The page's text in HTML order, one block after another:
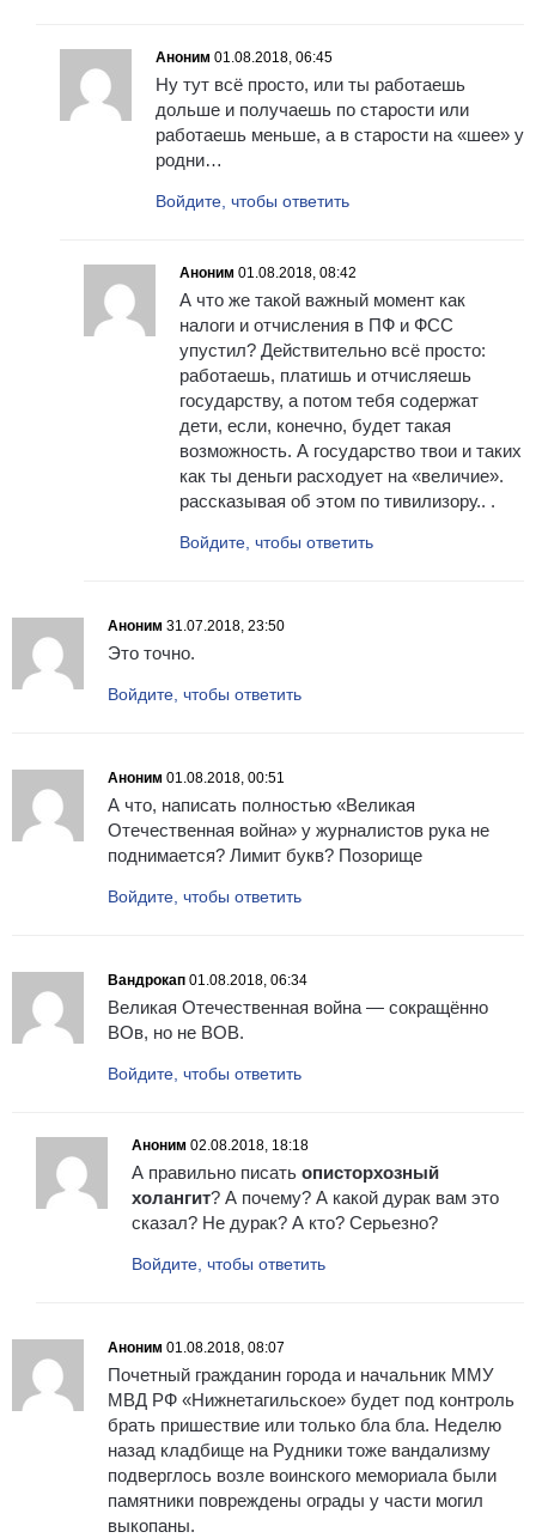
Аноним 01.08.2018, 06:45
Ну тут всё просто, или ты работаешь
дольше и получаешь по старости или
работаешь меньше, а в старости на «шее» у
родни…
Войдите, чтобы ответить
Аноним 01.08.2018, 08:42
А что же такой важный момент как
налоги и отчисления в ПФ и ФСС
упустил? Действительно всё просто:
работаешь, платишь и отчисляешь
государству, а потом тебя содержат
дети, если, конечно, будет такая
возможность. А государство твои и таких
как ты деньги расходует на «величие».
рассказывая об этом по тивилизору.. .
Войдите, чтобы ответить
Аноним 31.07.2018, 23:50
Это точно.
Войдите, чтобы ответить
Аноним 01.08.2018, 00:51
А что, написать полностью «Великая
Отечественная война» у журналистов рука не
поднимается? Лимит букв? Позорище
Войдите, чтобы ответить
Вандрокап 01.08.2018, 06:34
Великая Отечественная война — сокращённо
ВОв, но не ВОВ.
Войдите, чтобы ответить
Аноним 02.08.2018, 18:18
А правильно писать описторхозный
холангит? А почему? А какой дурак вам это
сказал? Не дурак? А кто? Серьезно?
Войдите, чтобы ответить
Аноним 01.08.2018, 08:07
Почетный гражданин города и начальник ММУ
МВД РФ «Нижнетагильское» будет под контроль
брать пришествие или только бла бла. Неделю
назад кладбище на Рудники тоже вандализму
подверглось возле воинского мемориала были
памятники повреждены ограды у части могил
выкопаны.